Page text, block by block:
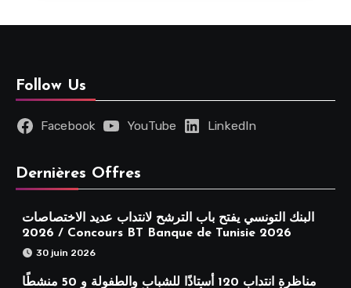
Follow Us
Facebook YouTube LinkedIn
Dernières Offres
البنك التونسي يفتح باب الترشح لانتداب عديد الاختصاصات
2026 / Concours BT Banque de Tunisie 2026
30 juin 2026
مناظرة انتداب 120 أستاذًا للشباب والطفولة و 50 منشطًا